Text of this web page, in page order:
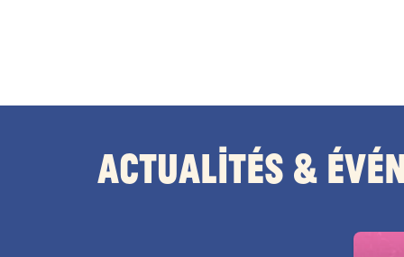
Actualités &